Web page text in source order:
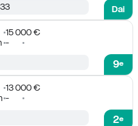
Dai
33
15 000 €
-
9e
13 000 €
-
2e